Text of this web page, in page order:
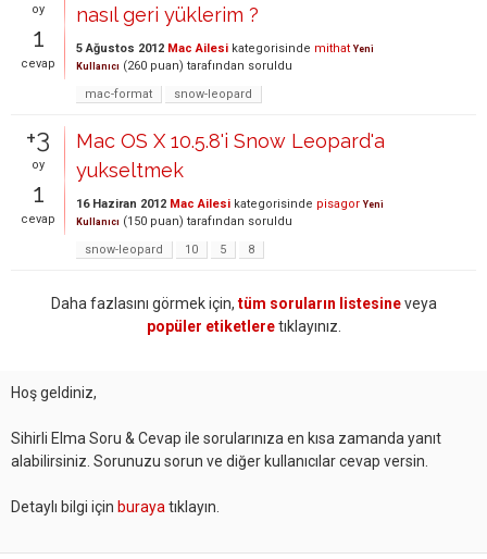
oy
1
cevap
nasıl geri yüklerim ?
5 Ağustos 2012 Mac Ailesi kategorisinde mithat Yeni
Kullanıcı (260 puan) tarafından soruldu
mac-format
snow-leopard
+3
oy
1
cevap
Mac OS X 10.5.8'i Snow Leopard'a
yukseltmek
16 Haziran 2012 Mac Ailesi kategorisinde pisagor Yeni
Kullanıcı (150 puan) tarafından soruldu
snow-leopard
10 5 8
Daha fazlasını görmek için, tüm soruların listesineveya
popüler etiketleretıklayınız.
Hoş geldiniz,
Sihirli Elma Soru & Cevap ile sorularınıza en kısa zamanda yanıt
alabilirsiniz. Sorunuzu sorun ve diğer kullanıcılar cevap versin.
Detaylı bilgi için buraya tıklayın.